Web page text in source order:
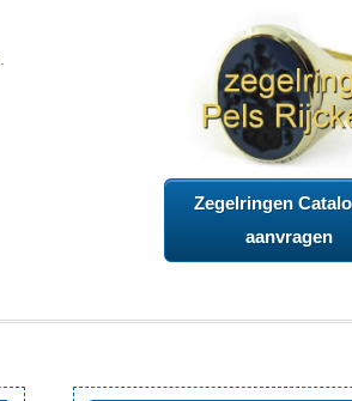
Zegelringen
aanvragen